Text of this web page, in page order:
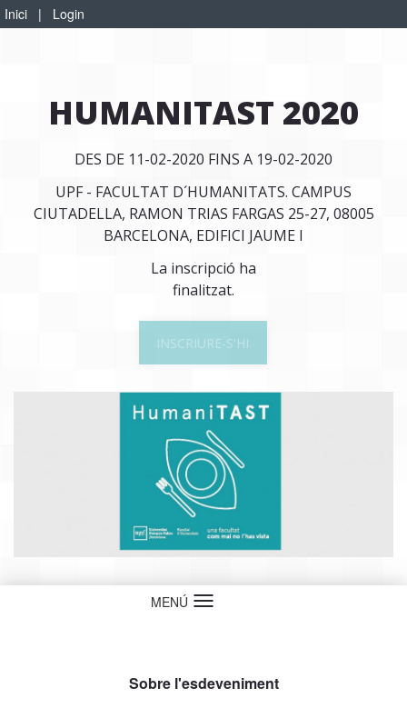
Inici | Login
HUMANITAST 2020
DES DE 11-02-2020 FINS A 19-02-2020
UPF - FACULTAT D´HUMANITATS. CAMPUS
CIUTADELLA, RAMON TRIAS FARGAS 25-27, 08005
BARCELONA, EDIFICI JAUME I
La inscripció ha
finalitzat.
INSCRIURE-S'HI
MENÚ Idioma
Sobre l'esdeveniment